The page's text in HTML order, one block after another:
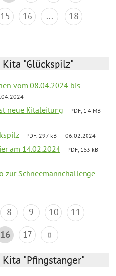
15 16 ... 18
"Glückspilz"
vom 08.04.2024 bis
neue Kitaleitung
PDF, 1.4 MB
PDF, 297 kB 06.02.2024
am 14.02.2024
PDF, 153 kB
zur Schneemannchallenge
8 9 10
11
16 17
"Pfingstanger"